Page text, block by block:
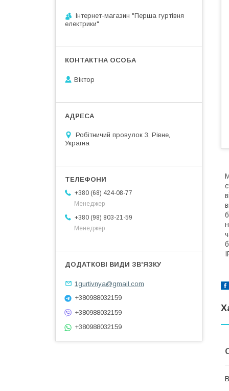
Інтернет-магазин "Перша гуртівня
електрики"
Віктор
Робітничий провулок 3, Рівне,
Україна
+380 (68) 424-08-77
Менеджер
+380 (98) 803-21-59
Менеджер
1gurtivnya@gmail.com
+380988032159
+380988032159
+380988032159